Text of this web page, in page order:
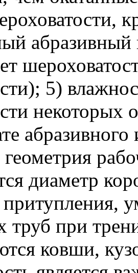
абразивный
5)
некоторых
диаметр
труб при
ковши,